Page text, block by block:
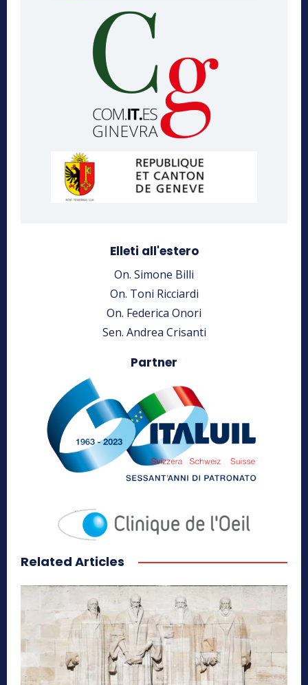
Elleti all'estero
On. Simone Billi
On. Toni Ricciardi
On. Federica Onori
Sen. Andrea Crisanti
Partner
Related Articles